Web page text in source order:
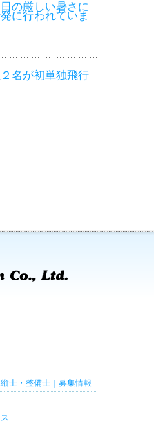
の厳しい暑さに
に行われていま
名が初単独飛行
士・整備士｜募集情報